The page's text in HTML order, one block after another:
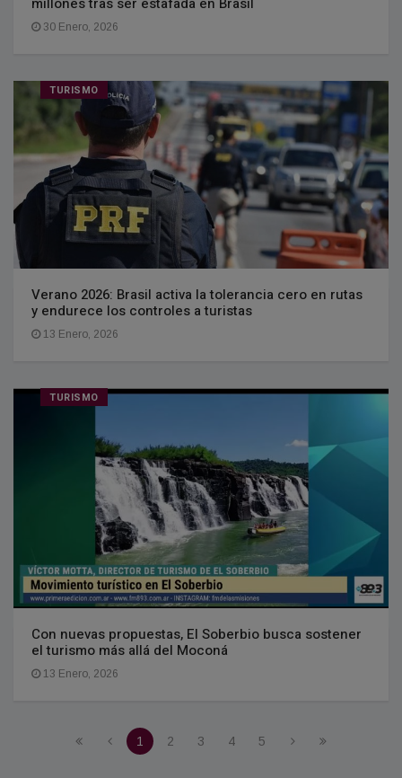
30 Enero, 2026
TURISMO
Verano 2026: Brasil activa la tolerancia cero en rutas
y endurece los controles a turistas
13 Enero, 2026
TURISMO
Con nuevas propuestas, El Soberbio busca sostener
el turismo más allá del Moconá
13 Enero, 2026
1 2 3 4 5